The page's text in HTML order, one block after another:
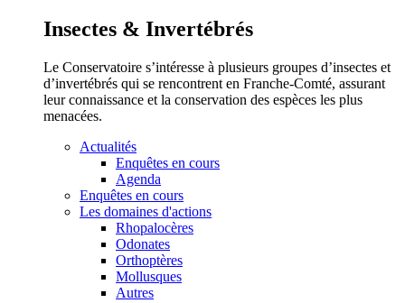
Insectes & Invertébrés
Le Conservatoire s’intéresse à plusieurs groupes d’insectes et
d’invertébrés qui se rencontrent en Franche-Comté, assurant
leur connaissance et la conservation des espèces les plus
menacées.
Actualités
Enquêtes en cours
Agenda
Enquêtes en cours
Les domaines d'actions
Rhopalocères
Odonates
Orthoptères
Mollusques
Autres